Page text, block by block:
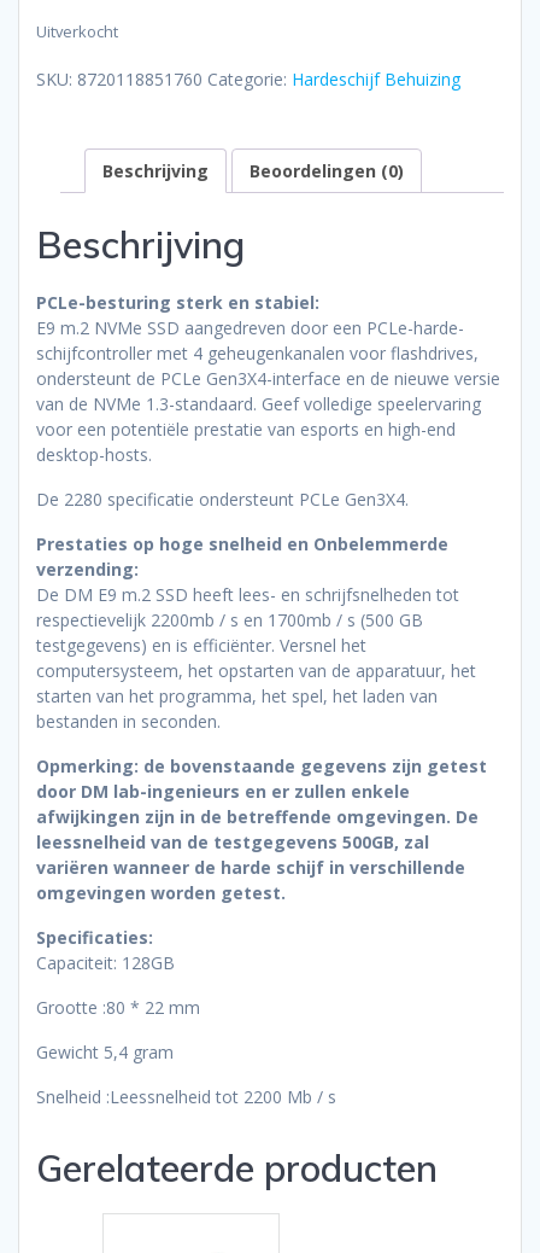
Uitverkocht
SKU: 8720118851760 Categorie: Hardeschijf Behuizing
Beschrijving Beoordelingen (0)
Beschrijving
PCLe-besturing sterk en stabiel:
E9 m.2 NVMe SSD aangedreven door een PCLe-harde-
schijfcontroller met 4 geheugenkanalen voor flashdrives,
ondersteunt de PCLe Gen3X4-interface en de nieuwe versie
van de NVMe 1.3-standaard. Geef volledige speelervaring
voor een potentiële prestatie van esports en high-end
desktop-hosts.
De 2280 specificatie ondersteunt PCLe Gen3X4.
Prestaties op hoge snelheid en Onbelemmerde
verzending:
De DM E9 m.2 SSD heeft lees- en schrijfsnelheden tot
respectievelijk 2200mb / s en 1700mb / s (500 GB
testgegevens) en is efficiënter. Versnel het
computersysteem, het opstarten van de apparatuur, het
starten van het programma, het spel, het laden van
bestanden in seconden.
Opmerking: de bovenstaande gegevens zijn getest
door DM lab-ingenieurs en er zullen enkele
afwijkingen zijn in de betreffende omgevingen. De
leessnelheid van de testgegevens 500GB, zal
variëren wanneer de harde schijf in verschillende
omgevingen worden getest.
Specificaties:
Capaciteit: 128GB
Grootte :80 * 22 mm
Gewicht 5,4 gram
Snelheid :Leessnelheid tot 2200 Mb / s
Gerelateerde producten